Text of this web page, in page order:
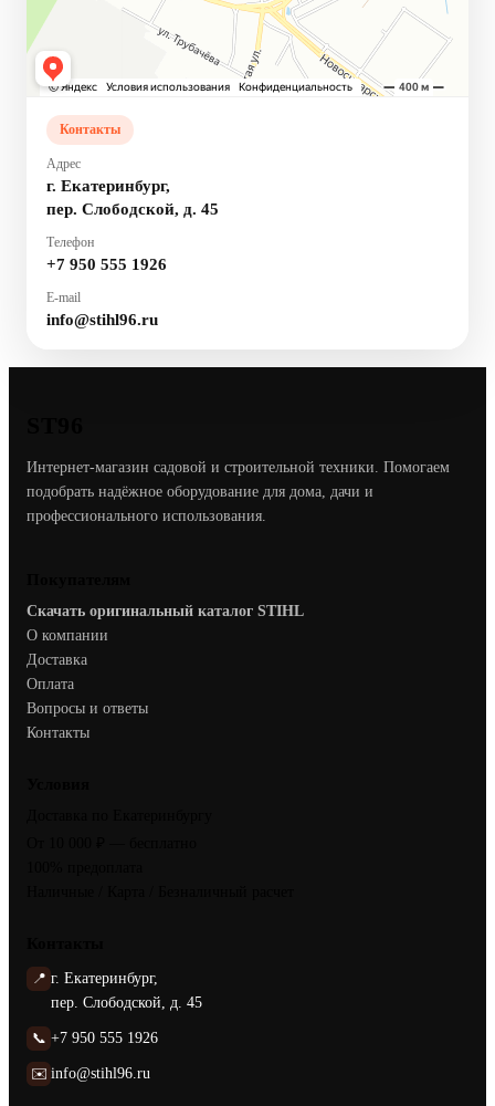
Контакты
Адрес
г. Екатеринбург,
пер. Слободской, д. 45
Телефон
+7 950 555 1926
E-mail
info@stihl96.ru
Интернет-магазин садовой и строительной техники. Помогаем
подобрать надёжное оборудование для дома, дачи и
профессионального использования.
Скачать оригинальный каталог STIHL
О компании
Доставка
Оплата
Вопросы и ответы
Контакты
📍 г. Екатеринбург,
пер. Слободской, д. 45
📞 +7 950 555 1926
✉️ info@stihl96.ru